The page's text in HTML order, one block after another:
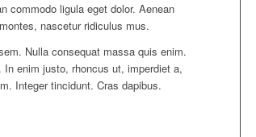
commodo ligula eget dolor. Aenean
nascetur ridiculus mus.
Nulla consequat massa quis enim.
enim justo, rhoncus ut, imperdiet a,
Integer tincidunt. Cras dapibus.